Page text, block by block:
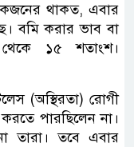
থাকত, এবার
বমি করার ভাব বা
১৫ শতাংশ।
(অস্থিরতা) রোগী
পারছিলেন না।
তারা। তবে এবার